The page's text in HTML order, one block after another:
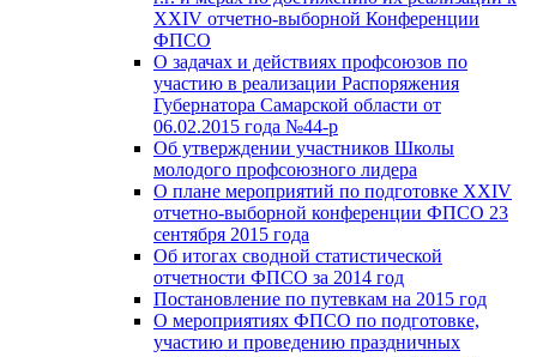
XXIV отчетно-выборной Конференции
ФПСО
О задачах и действиях профсоюзов по
участию в реализации Распоряжения
Губернатора Самарской области от
06.02.2015 года №44-р
Об утверждении участников Школы
молодого профсоюзного лидера
О плане мероприятий по подготовке XXIV
отчетно-выборной конференции ФПСО 23
сентября 2015 года
Об итогах сводной статистической
отчетности ФПСО за 2014 год
Постановление по путевкам на 2015 год
О мероприятиях ФПСО по подготовке,
участию и проведению праздничных